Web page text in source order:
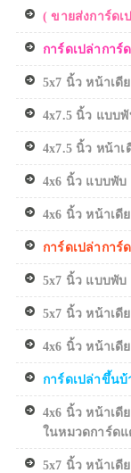
( ขายส่งการ์ดเ
การ์ดเปล่าการ์
5x7 นิ้ว หน้าเดี
4x7.5 นิ้ว แบบ
4x7.5 นิ้ว หน้าเ
4x6 นิ้ว แบบพับ
4x6 นิ้ว หน้าเดี
การ์ดเปล่าการ์
5x7 นิ้ว แบบพับ
5x7 นิ้ว หน้าเดี
4x6 นิ้ว หน้าเดี
การ์ดเปล่าขึ้นบ้
4x6 นิ้ว หน้าเดี
ในหมวดการ์ดแ
5x7 นิ้ว หน้าเดี